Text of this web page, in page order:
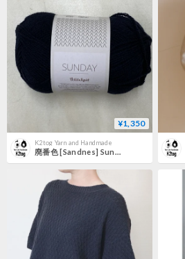
¥1,350
K2tog Yarn and Handmade
廃番色 [Sandnes] Sunday - 5581